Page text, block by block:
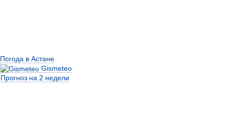
Погода в Астане
Gismeteo
Прогноз на 2 недели